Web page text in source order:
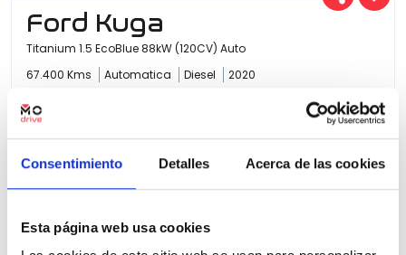
Consentimiento Detalles Acerca de las cookies
Esta página web usa cookies
Ford Kuga
Titanium 1.5 EcoBlue 88kW (120CV) Auto
67.400 Kms
Automatica Diesel 2020
Precio financiado 100%
17.020€ 264,95€/mes
Precio al contado: 18.500 €